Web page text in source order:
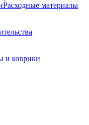
Расходные материалы
и коврики